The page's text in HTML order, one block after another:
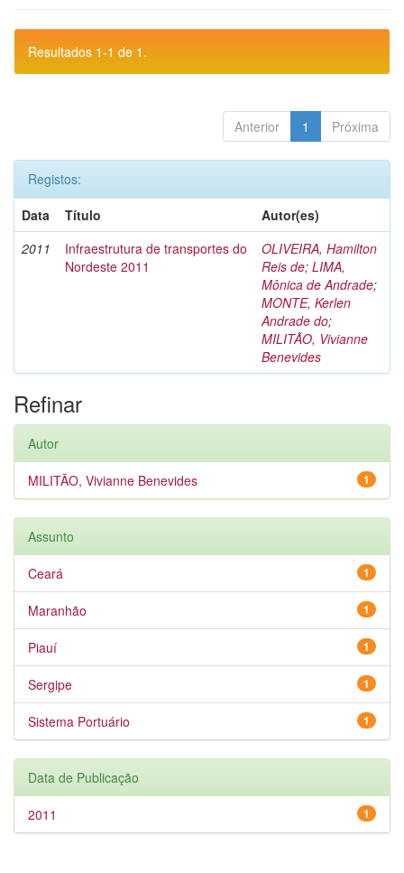
Resultados 1-1 de 1.
Anterior 1 Próxima
Registos:
Data
Título
Autor(es)
2011
Infraestrutura de transportes do
Nordeste 2011
OLIVEIRA, Hamilton
Reis de; LIMA,
Mônica de Andrade;
MONTE, Kerlen
Andrade do;
MILITÃO, Vivianne
Benevides
Refinar
Autor
1
MILITÃO, Vivianne Benevides
Assunto
1
Ceará
1
Maranhão
1
Piauí
1
Sergipe
1
Sistema Portuário
Data de Publicação
1
2011